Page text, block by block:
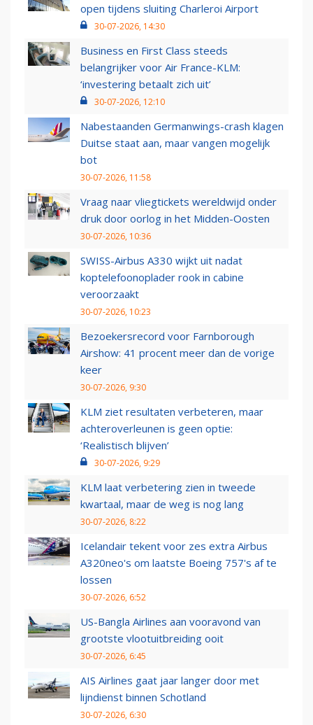
open tijdens sluiting Charleroi Airport
30-07-2026, 14:30
Business en First Class steeds
belangrijker voor Air France-KLM:
‘investering betaalt zich uit’
30-07-2026, 12:10
Nabestaanden Germanwings-crash klagen
Duitse staat aan, maar vangen mogelijk
bot
30-07-2026, 11:58
Vraag naar vliegtickets wereldwijd onder
druk door oorlog in het Midden-Oosten
30-07-2026, 10:36
SWISS-Airbus A330 wijkt uit nadat
koptelefoonoplader rook in cabine
veroorzaakt
30-07-2026, 10:23
Bezoekersrecord voor Farnborough
Airshow: 41 procent meer dan de vorige
keer
30-07-2026, 9:30
KLM ziet resultaten verbeteren, maar
achteroverleunen is geen optie:
‘Realistisch blijven’
30-07-2026, 9:29
KLM laat verbetering zien in tweede
kwartaal, maar de weg is nog lang
30-07-2026, 8:22
Icelandair tekent voor zes extra Airbus
A320neo's om laatste Boeing 757's af te
lossen
30-07-2026, 6:52
US-Bangla Airlines aan vooravond van
grootste vlootuitbreiding ooit
30-07-2026, 6:45
AIS Airlines gaat jaar langer door met
lijndienst binnen Schotland
30-07-2026, 6:30